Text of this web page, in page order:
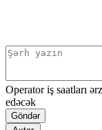
Operator iş saatları
edəcək
Göndər